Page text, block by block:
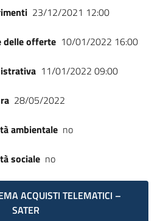
23/12/2021 12:00
delle offerte 10/01/2022 16:00
11/01/2022 09:00
28/05/2022
ambientale no
sociale no
ACQUISTI TELEMATICI –
SATER